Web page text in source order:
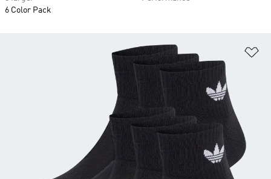
6 Color Pack